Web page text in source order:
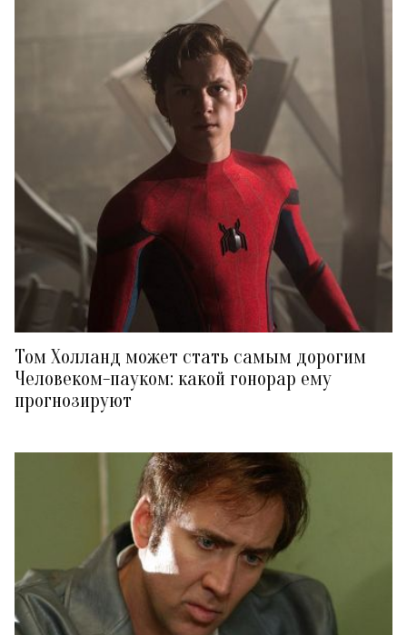
Том Холланд может стать самым дорогим
Человеком-пауком: какой гонорар ему
прогнозируют